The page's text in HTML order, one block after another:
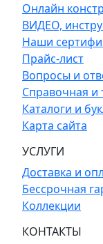
Онлайн
ВИДЕО,
Наши
Прайс-лист
Вопросы и
Справочная и
Каталоги и
Карта сайта
УСЛУГИ
Доставка и
Бессрочная
Коллекции
КОНТАКТЫ